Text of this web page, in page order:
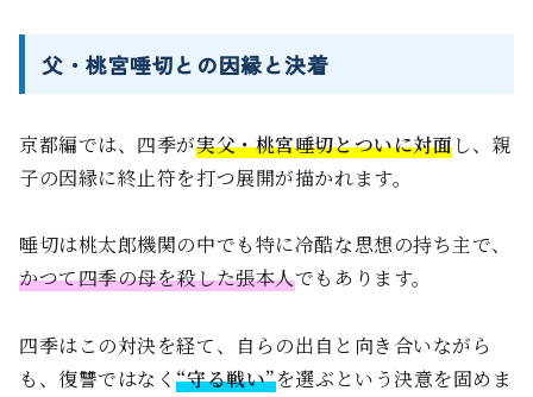
父・桃宮唾切との因縁と決着
京都編では、四季が実父・桃宮唾切とついに対面し、親
子の因縁に終止符を打つ展開が描かれます。
唾切は桃太郎機関の中でも特に冷酷な思想の持ち主で、
かつて四季の母を殺した張本人でもあります。
四季はこの対決を経て、自らの出自と向き合いながら
も、復讐ではなく“守る戦い”を選ぶという決意を固めま